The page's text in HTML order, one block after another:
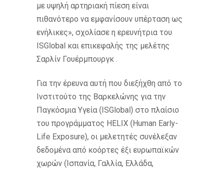
με υψηλή αρτηριακή πίεση είναι
πιθανότερο να εμφανίσουν υπέρταση ως
ενήλικες», σχολίασε η ερευνήτρια του
ISGlobal και επικεφαλής της μελέτης
Σαρλίν Γουέρμπουργκ .
Για την έρευνα αυτή που διεξήχθη από το
Ινστιτούτο της Βαρκελώνης για την
Παγκόσμια Υγεία (ISGlobal) στο πλαίσιο
του προγράμματος HELIX (Human Early-
Life Exposure), οι μελετητές συνέλεξαν
δεδομένα από κοόρτες έξι ευρωπαϊκών
χωρών (Ισπανία, Γαλλία, Ελλάδα,